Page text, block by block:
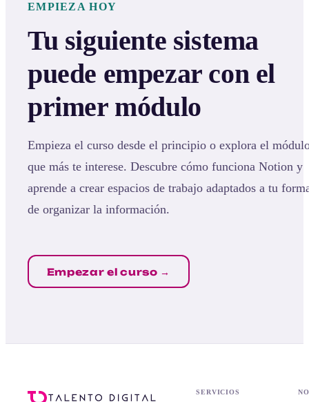
EMPIEZA HOY
Tu siguiente sistema
puede empezar con el
primer módulo
Empieza el curso desde el principio o explora el
que más te interese. Descubre cómo funciona Notion y
aprende a crear espacios de trabajo adaptados a tu
de organizar la información.
Empezar el curso →
SERVICIOS